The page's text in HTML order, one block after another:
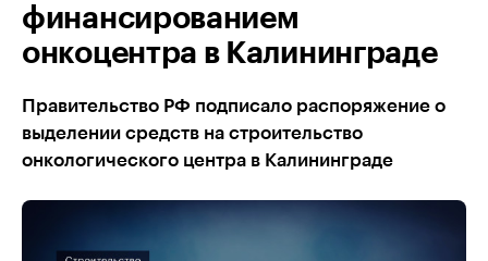
финансированием
онкоцентра в Калининграде
Правительство РФ подписало распоряжение о
выделении средств на строительство
онкологического центра в Калининграде